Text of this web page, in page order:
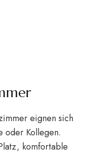
eignen sich
oder Kollegen.
komfortable